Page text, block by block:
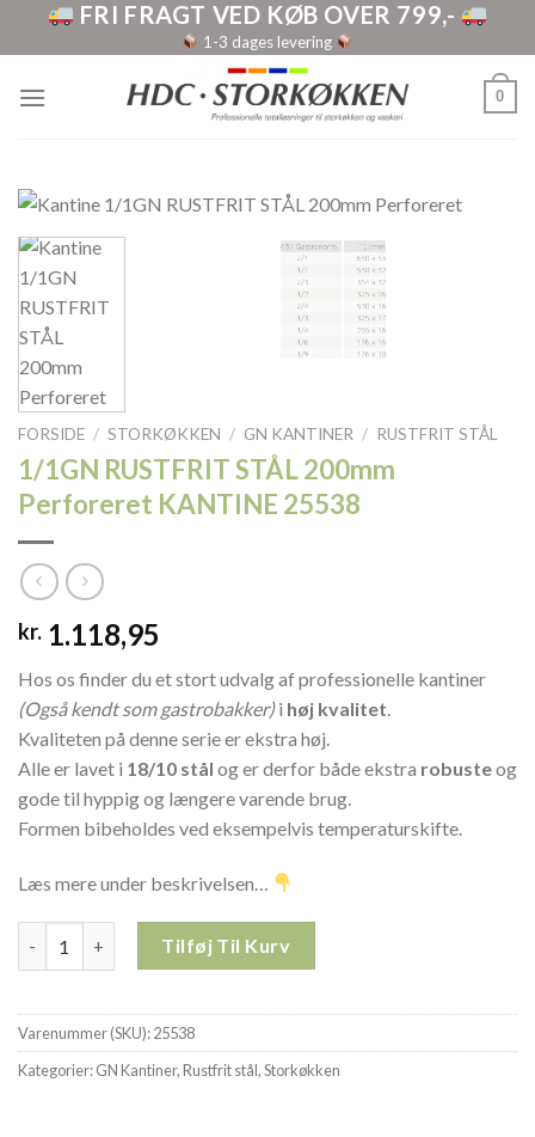
FRI FRAGT VED KØB OVER 799,-
1-3 dages levering
0
FORSIDE / STORKØKKEN / GN KANTINER / RUSTFRIT STÅL
1/1GN RUSTFRIT STÅL 200mm
Perforeret KANTINE 25538
kr. 1.118,95
Hos os finder du et stort udvalg af professionelle kantiner
(Også kendt som gastrobakker)i høj kvalitet.
Kvaliteten på denne serie er ekstra høj.
Alle er lavet i 18/10 stål og er derfor både ekstra robusteog
gode til hyppig og længere varende brug.
Formen bibeholdes ved eksempelvis temperaturskifte.
Læs mere under beskrivelsen…
1/1GN RUSTFRIT STÅL 200mm Perforeret KANTINE 25538 antal
Tilføj Til Kurv
Varenummer (SKU):25538
Kategorier:GN Kantiner,Rustfrit stål,Storkøkken